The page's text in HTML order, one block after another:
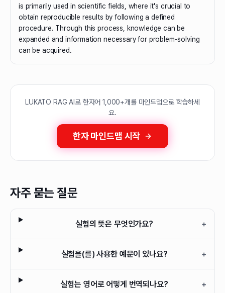
is primarily used in scientific fields, where it's crucial to
obtain reproducible results by following a defined
procedure. Through this process, knowledge can be
expanded and information necessary for problem-solving
can be acquired.
LUKATO RAG AI로 한자어 1,000+개를 마인드맵으로 학습하세
요.
한자 마인드맵 시작
자주 묻는 질문
실험의 뜻은 무엇인가요? +
실험을(를) 사용한 예문이 있나요? +
실험는 영어로 어떻게 번역되나요? +